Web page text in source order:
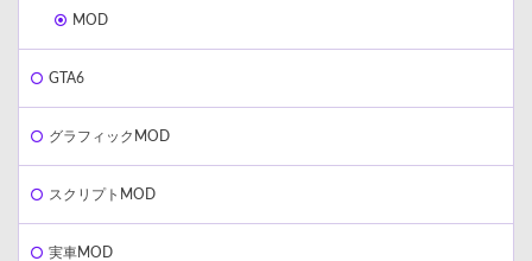
MOD
GTA6
グラフィックMOD
スクリプトMOD
実車MOD